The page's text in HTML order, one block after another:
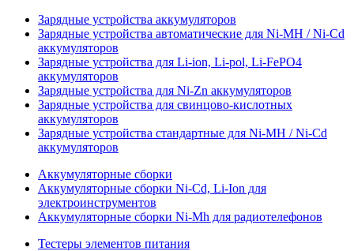
Зарядные устройства аккумуляторов
Зарядные устройства автоматические для Ni-MH / Ni-Cd
аккумуляторов
Зарядные устройства для Li-ion, Li-pol, Li-FePO4
аккумуляторов
Зарядные устройства для Ni-Zn аккумуляторов
Зарядные устройства для свинцово-кислотных
аккумуляторов
Зарядные устройства стандартные для Ni-MH / Ni-Cd
аккумуляторов
Аккумуляторные сборки
Аккумуляторные сборки Ni-Cd, Li-Ion для
электроинструментов
Аккумуляторные сборки Ni-Mh для радиотелефонов
Тестеры элементов питания